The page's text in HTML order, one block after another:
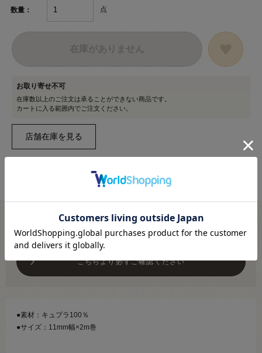
数量： 点
お取り寄せ不可
在庫数以上のご注文は承ることができない商品です。
カートに入る範囲内でご注文ください。
メール便対応商品です ※利用条件あり
こちらより必ずご確認ください
●素材：キュプラ100％
●サイズ：11mm幅×2m巻